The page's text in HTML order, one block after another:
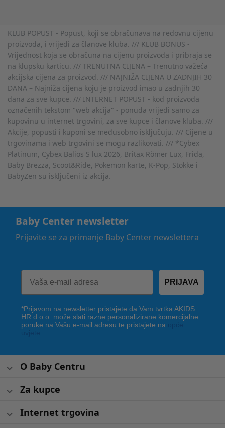
KLUB POPUST - Popust, koji se obračunava na redovnu cijenu
proizvoda, i vrijedi za članove kluba. /// KLUB BONUS -
Vrijednost koja se obračuna na cijenu proizvoda i pribraja se
na klupsku karticu. /// TRENUTNA CIJENA – Trenutno važeća
akcijska cijena za proizvod. /// NAJNIŽA CIJENA U ZADNJIH 30
DANA – Najniža cijena koju je proizvod imao u zadnjih 30
dana za sve kupce. /// INTERNET POPUST - kod proizvoda
označenih tekstom "web akcija" - ponuda vrijedi samo za
kupovinu u internet trgovini, za sve kupce i članove kluba. ///
Akcije, popusti i kuponi se međusobno isključuju. /// Cijene u
trgovinama i web trgovini se mogu razlikovati. /// *Cybex
Platinum, Cybex Balios S lux 2026, Britax Römer Lux, Frida,
Baby Brezza, Scoot&Ride, Pokemon karte, K-Pop, Stokke i
BabyZen su isključeni iz akcija.
Baby Center newsletter
Prijavite se za primanje Baby Center newslettera
PRIJAVA
*Prijavom na newsletter pristajete da Vam tvrtka AKIDS
HR d.o.o. može slati razne personalizirane komercijalne
poruke na Vašu e-mail adresu te pristajete na
O Baby Centru
Za kupce
Internet trgovina